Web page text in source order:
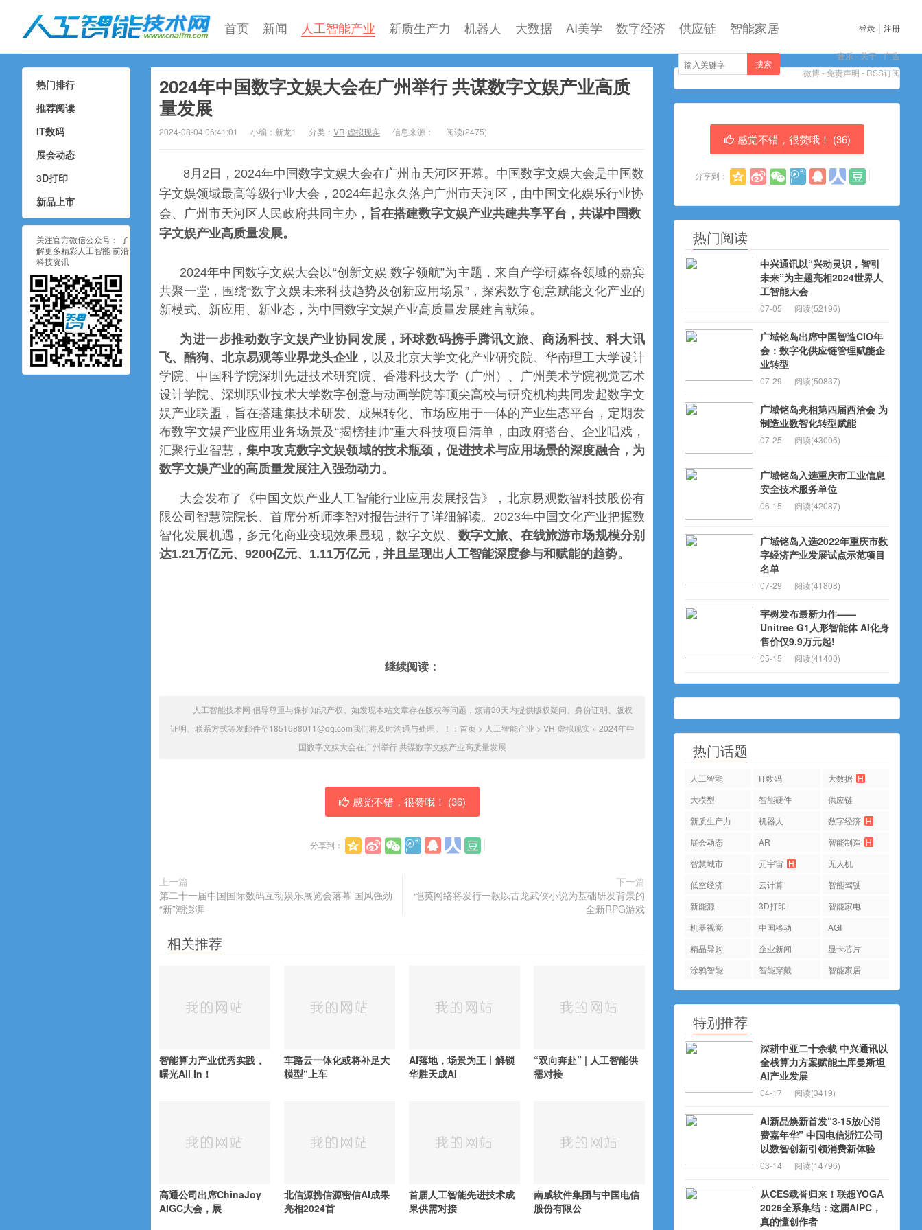
人工智能技术网
首页 新闻 人工智能产业 新质生产力 机器人 大数据 AI美学 数字经济 供应链 智能家居 登录 | 注册
音乐-关于-广告
微博 - 免责声明 - RSS订阅
搜索
2024年中国数字文娱大会在广州举行 共谋数字文娱产业高质
量发展
2024-08-04 06:41:01 小编：新龙1 分类： VR|虚拟现实 信息来源： 阅读(2475)
8月2日，2024年中国数字文娱大会在广州市天河区开幕。中国数字文娱大会是中国数
字文娱领域最高等级行业大会，2024年起永久落户广州市天河区，由中国文化娱乐行业协
会、广州市天河区人民政府共同主办， 旨在搭建数字文娱产业共建共享平台，共谋中国数
字文娱产业高质量发展。
2024年中国数字文娱大会以“创新文娱 数字领航”为主题，来自产学研媒各领域的嘉宾
共聚一堂，围绕“数字文娱未来科技趋势及创新应用场景”，探索数字创意赋能文化产业的
新模式、新应用、新业态，为中国数字文娱产业高质量发展建言献策。
为进一步推动数字文娱产业协同发展，环球数码携手腾讯文旅、商汤科技、科大讯
飞、酷狗、北京易观等业界龙头企业 ，以及北京大学文化产业研究院、华南理工大学设计
学院、中国科学院深圳先进技术研究院、香港科技大学（广州）、广州美术学院视觉艺术
设计学院、深圳职业技术大学数字创意与动画学院等顶尖高校与研究机构共同发起数字文
娱产业联盟，旨在搭建集技术研发、成果转化、市场应用于一体的产业生态平台，定期发
布数字文娱产业应用业务场景及“揭榜挂帅”重大科技项目清单，由政府搭台、企业唱戏，
汇聚行业智慧，集中攻克数字文娱领域的技术瓶颈，促进技术与应用场景的深度融合，为
数字文娱产业的高质量发展注入强劲动力。
大会发布了《中国文娱产业人工智能行业应用发展报告》，北京易观数智科技股份有
限公司智慧院院长、首席分析师李智对报告进行了详细解读。2023年中国文化产业把握数
智化发展机遇，多元化商业变现效果显现，数字文娱、 数字文旅、在线旅游市场规模分别
达1.21万亿元、9200亿元、1.11万亿元，并且呈现出人工智能深度参与和赋能的趋势。
继续阅读：
人工智能技术网 倡导尊重与保护知识产权。如发现本站文章存在版权等问题，烦请30天内提供版权疑问、身份证明、版权
证明、联系方式等发邮件至1851688011@qq.com我们将及时沟通与处理。！： 首页> 人工智能产业 > VR|虚拟现实 » 2024年中
国数字文娱大会在广州举行 共谋数字文娱产业高质量发展
感觉不错，很赞哦！ (36)
分享到：
上一篇
第二十一届中国国际数码互动娱乐展览会落幕 国风强劲
“新”潮澎湃
下一篇
恺英网络将发行一款以古龙武侠小说为基础研发背景的
全新RPG游戏
相关推荐
智能算力产业优秀实践，
曙光All In！
车路云一体化或将补足大
模型“上车
AI落地，场景为王丨解锁
华胜天成AI
“双向奔赴” | 人工智能供
需对接
高通公司出席ChinaJoy
AIGC大会，展
北信源携信源密信AI成果
亮相2024首
首届人工智能先进技术成
果供需对接
南威软件集团与中国电信
股份有限公
热门排行
推荐阅读
IT数码
展会动态
3D打印
新品上市
关注官方微信公众号： 了
解更多精彩人工智能 前沿
科技资讯
感觉不错，很赞哦！ (36)
分享到：
热门阅读
中兴通讯以“兴动灵识，智引
未来”为主题亮相2024世界人
工智能大会
07-05 阅读(52196)
广域铭岛出席中国智造CIO年
会：数字化供应链管理赋能企
业转型
07-29 阅读(50837)
广域铭岛亮相第四届西洽会 为
制造业数智化转型赋能
07-25 阅读(43006)
广域铭岛入选重庆市工业信息
安全技术服务单位
06-15 阅读(42087)
广域铭岛入选2022年重庆市数
字经济产业发展试点示范项目
名单
07-29 阅读(41808)
宇树发布最新力作——
Unitree G1人形智能体 AI化身
售价仅9.9万元起!
05-15 阅读(41400)
热门话题
人工智能 IT数码 大数据 H
大模型
智能硬件
供应链
新质生产力
机器人 数字经济 H
展会动态
AR 智能制造 H
智慧城市
元宇宙 H
无人机
低空经济
云计算
智能驾驶
新能源
3D打印
智能家电
机器视觉
中国移动
AGI
精品导购
企业新闻
显卡芯片
涂鸦智能
智能穿戴 智能家居
特别推荐
深耕中亚二十余载 中兴通讯以
全栈算力方案赋能土库曼斯坦
AI产业发展
04-17 阅读(3419)
AI新品焕新首发“3·15放心消
费嘉年华” 中国电信浙江公司
以数智创新引领消费新体验
03-14 阅读(14796)
从CES载誉归来！联想YOGA
2026全系集结：这届AIPC，
真的懂创作者